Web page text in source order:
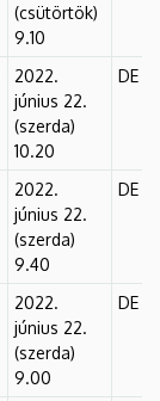
(csütörtök)
9.10
2022.
június 22.
(szerda)
10.20
DE
2022.
június 22.
(szerda)
9.40
DE
2022.
június 22.
(szerda)
9.00
DE